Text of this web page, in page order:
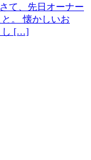
て、先日オーナー
。 懐かしいお
し […]